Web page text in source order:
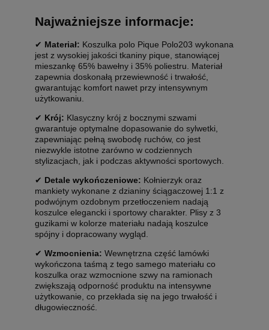
Najważniejsze informacje:
✔ Materiał: Koszulka polo Pique Polo203 wykonana
jest z wysokiej jakości tkaniny pique, stanowiącej
mieszankę 65% bawełny i 35% poliestru. Materiał
zapewnia doskonałą przewiewność i trwałość,
gwarantując komfort nawet przy intensywnym
użytkowaniu.
✔ Krój: Klasyczny krój z bocznymi szwami
gwarantuje optymalne dopasowanie do sylwetki,
zapewniając pełną swobodę ruchów, co jest
niezwykle istotne zarówno w codziennych
stylizacjach, jak i podczas aktywności sportowych.
✔ Detale wykończeniowe: Kołnierzyk oraz
mankiety wykonane z dzianiny ściągaczowej 1:1 z
podwójnym ozdobnym przetłoczeniem nadają
koszulce elegancki i sportowy charakter. Plisy z 3
guzikami w kolorze materiału nadają koszulce
spójny i dopracowany wygląd.
✔ Wzmocnienia: Wewnętrzna część lamówki
wykończona taśmą z tego samego materiału co
koszulka oraz wzmocnione szwy na ramionach
zwiększają odporność produktu na intensywne
użytkowanie, co przekłada się na jego trwałość i
długowieczność.